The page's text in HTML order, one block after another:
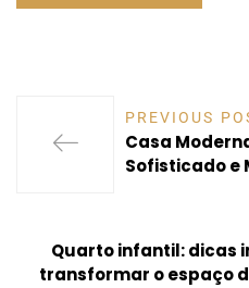
PREVIOUS
Casa
Sofisticado e
Quarto infantil: dicas
transformar o espaço